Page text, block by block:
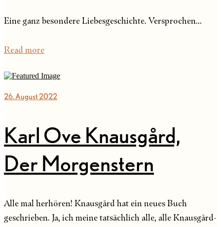
Eine ganz besondere Liebesgeschichte. Versprochen...
Read more
26. August 2022
Karl Ove Knausgård,
Der Morgenstern
Alle mal herhören! Knausgård hat ein neues Buch
geschrieben. Ja, ich meine tatsächlich alle, alle Knausgård-